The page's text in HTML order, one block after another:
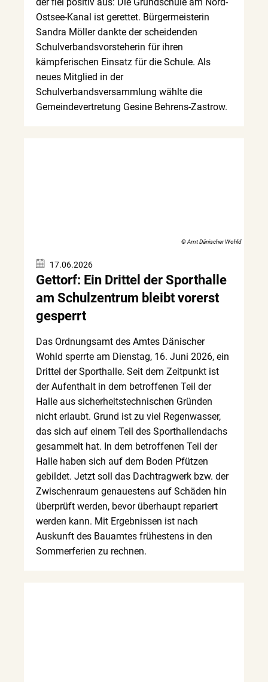
Ostsee-Kanal ist gerettet. Bürgermeisterin
Sandra Möller dankte der scheidenden
Schulverbandsvorsteherin für ihren
kämpferischen Einsatz für die Schule. Als
neues Mitglied in der
Schulverbandsversammlung wählte die
Gemeindevertretung Gesine Behrens-Zastrow.
© Amt Dänischer Wohld
17.06.2026
Gettorf: Ein Drittel der Sporthalle
am Schulzentrum bleibt vorerst
gesperrt
Das Ordnungsamt des Amtes Dänischer
Wohld sperrte am Dienstag, 16. Juni 2026, ein
Drittel der Sporthalle. Seit dem Zeitpunkt ist
der Aufenthalt in dem betroffenen Teil der
Halle aus sicherheitstechnischen Gründen
nicht erlaubt. Grund ist zu viel Regenwasser,
das sich auf einem Teil des Sporthallendachs
gesammelt hat. In dem betroffenen Teil der
Halle haben sich auf dem Boden Pfützen
gebildet. Jetzt soll das Dachtragwerk bzw. der
Zwischenraum genauestens auf Schäden hin
überprüft werden, bevor überhaupt repariert
werden kann. Mit Ergebnissen ist nach
Auskunft des Bauamtes frühestens in den
Sommerferien zu rechnen.